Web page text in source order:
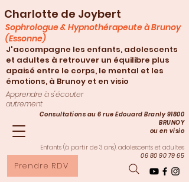
Charlotte de Joybert
Consultations au 6 rue Edouard Branly 91800
BRUNOY
ou en visio
Enfants (à partir de 3 ans), adolescents et adultes
06 80 90 79 65
Apprendre à s'écouter
autrement
Prendre RDV
Sophrologue & Hypnothérapeute à Brunoy
(Essonne)
J'accompagne les enfants, adolescents
et adultes à retrouver un équilibre plus
apaisé entre le corps, le mental et les
émotions, à Brunoy et en visio